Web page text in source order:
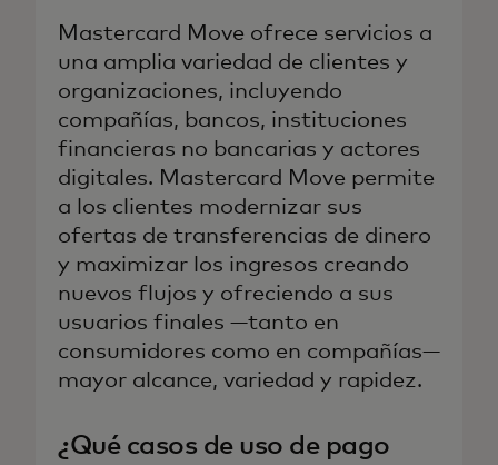
Mastercard Move ofrece servicios a
una amplia variedad de clientes y
organizaciones, incluyendo
compañías, bancos, instituciones
financieras no bancarias y actores
digitales. Mastercard Move permite
a los clientes modernizar sus
ofertas de transferencias de dinero
y maximizar los ingresos creando
nuevos flujos y ofreciendo a sus
usuarios finales —tanto en
consumidores como en compañías—
mayor alcance, variedad y rapidez.
¿Qué casos de uso de pago